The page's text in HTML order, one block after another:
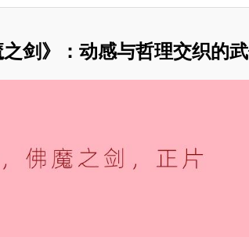
剑》：动感与哲理交织的